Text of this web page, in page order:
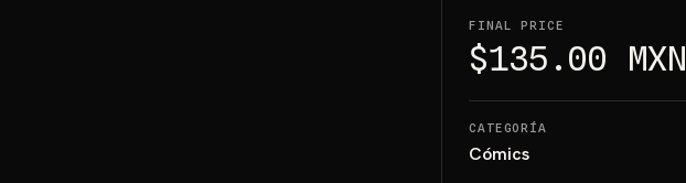
FINAL PRICE
$135.00 MXN
CATEGORÍA
Cómics